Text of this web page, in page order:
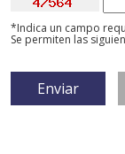
*Indica un campo
Se permiten las